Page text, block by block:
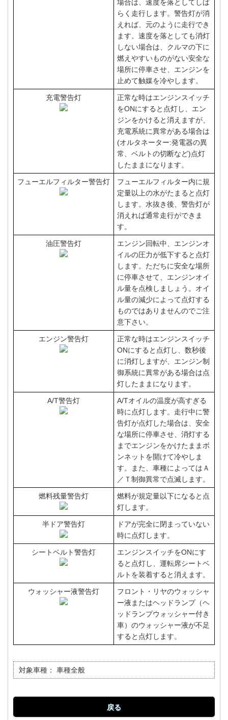
場合は、速度を落としてしば
らく走行します。警告灯が消
えれば、元のように走行でき
ます。速度を落としても消灯
しない場合は、クルマの下に
燃えやすいものがない安全な
場所に停車させ、エンジンを
止めて触媒を冷やします。
充電警告灯
正常な時はエンジンスイッチ
をONにすると点灯し、エン
ジンをかけると消えますが、
充電系統に異常がある場合は
(オルタネーター:発電器の異
常、ベルトの切断など)点灯
したままになります。
フューエルフィルター警告灯
フューエルフィルター内に規
定量以上の水がたまると点灯
します。水抜き後、警告灯が
消えれば通常走行ができま
す。
油圧警告灯
エンジン回転中、エンジンオ
イルの圧力が低下すると点灯
します。ただちに安全な場所
に停車させて、エンジンオイ
ル量を点検しましょう。オイ
ル量の減少によって点灯する
ものではありませんのでご注
意下さい。
エンジン警告灯
正常な時はエンジンスイッチ
ONにすると点灯し、数秒後
に消灯しますが、エンジン制
御系統に異常がある場合は点
灯したままになります。
A/T警告灯
A/Tオイルの温度が高すぎる
時に点灯します。走行中に警
告灯が点灯した場合は、安全
な場所に停車させ、消灯する
までエンジンをかけたままボ
ンネットを開けて冷やしま
す。また、車種によってはＡ
／Ｔ制御異常で点滅します。
燃料残量警告灯
燃料が規定量以下になると点
灯します。
半ドア警告灯
ドアが完全に閉まっていない
時に点灯します。
シートベルト警告灯
エンジンスイッチをONにす
ると点灯し、運転席シートベ
ルトを装着すると消えます。
ウォッシャー液警告灯
フロント・リヤのウォッシャ
ー液またはヘッドランプ（ヘ
ッドランプウォッシャー付き
車）のウォッシャー液が不足
すると点灯します。
対象車種： 車種全般
戻る